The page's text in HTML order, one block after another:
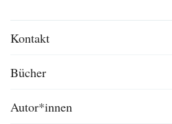
Kontakt
Bücher
Autor*innen